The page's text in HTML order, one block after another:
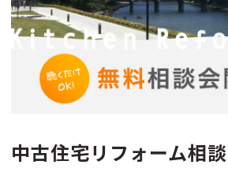
中古住宅リフォーム相